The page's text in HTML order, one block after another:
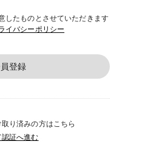
したものとさせていただきます
イバシーポリシー
登録
り済みの方はこちら
認証へ進む